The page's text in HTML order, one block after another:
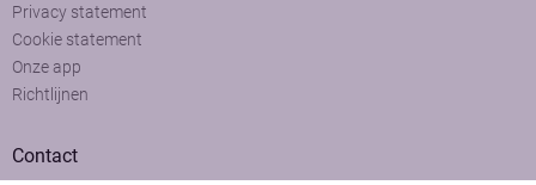
Privacy statement
Cookie statement
Onze app
Richtlijnen
Contact